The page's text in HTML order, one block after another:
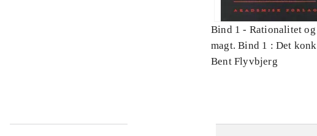
Bind 1 - Rationalitet og
magt. Bind 1 : Det
videnskab
Bent Flyvbjerg